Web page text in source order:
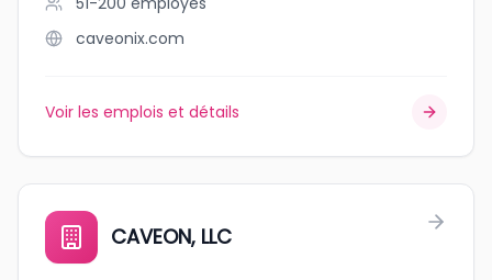
caveonix.com
Voir les emplois et détails
CAVEON, LLC